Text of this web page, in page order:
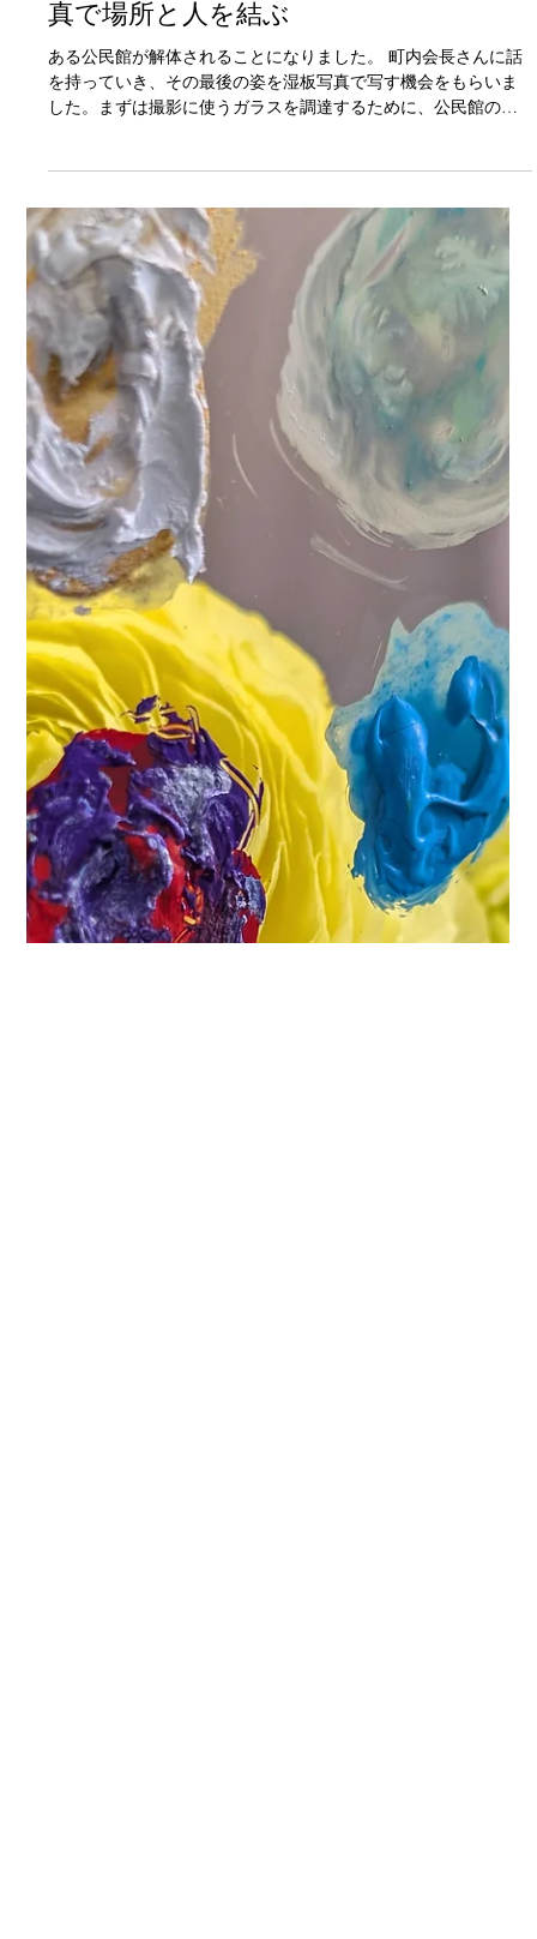
2025年11月22日
「まどにうつす」プロジェクト-湿板写
真で場所と人を結ぶ
ある公民館が解体されることになりました。 町内会長さんに話
した。まずは撮影に使うガラスを調達するために、公民館の窓
ガラスをもらいました、、、と実は私の住んでる町内のお話で
す。なので少しエモーショナルな感じになっていますが、どう
ぞ最後までお付き合いください。